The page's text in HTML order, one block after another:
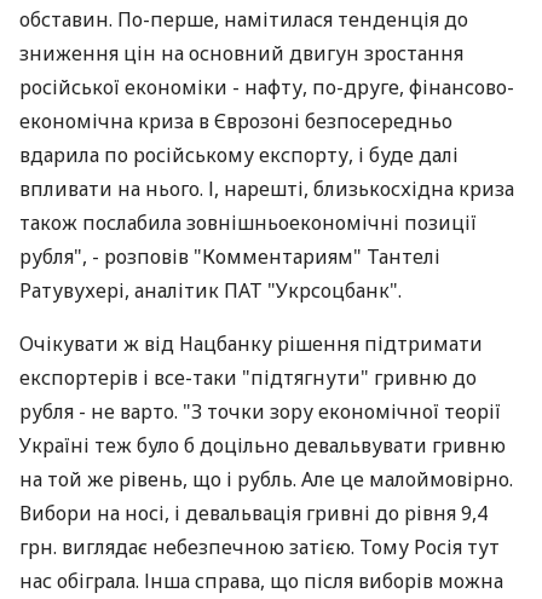
обставин. По-перше, намітилася тенденція до
зниження цін на основний двигун зростання
російської економіки - нафту, по-друге, фінансово-
економічна криза в Єврозоні безпосередньо
вдарила по російському експорту, і буде далі
впливати на нього. І, нарешті, близькосхідна криза
також послабила зовнішньоекономічні позиції
рубля", - розповів "Комментариям" Тантелі
Ратувухері, аналітик ПАТ "Укрсоцбанк".
Очікувати ж від Нацбанку рішення підтримати
експортерів і все-таки "підтягнути" гривню до
рубля - не варто. "З точки зору економічної теорії
Україні теж було б доцільно девальвувати гривню
на той же рівень, що і рубль. Але це малоймовірно.
Вибори на носі, і девальвація гривні до рівня 9,4
грн. виглядає небезпечною затією. Тому Росія тут
нас обіграла. Інша справа, що після виборів можна